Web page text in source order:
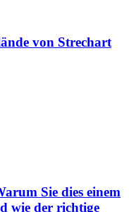
von Strechart
Sie dies einem
wie der richtige